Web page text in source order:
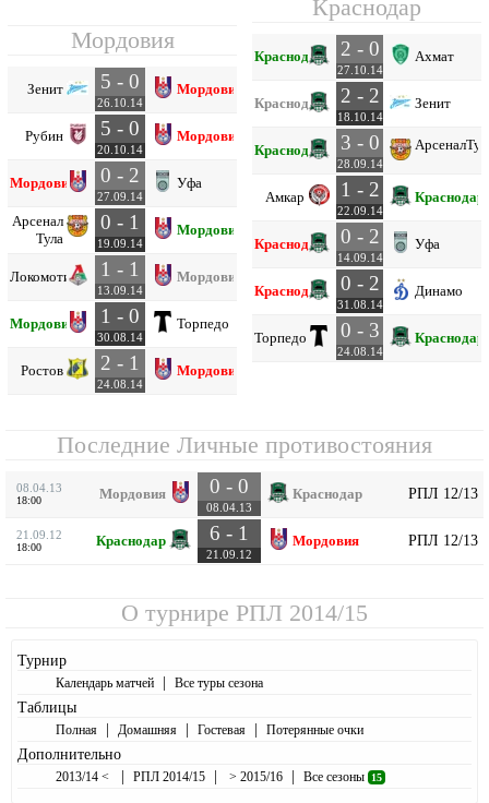
Мордовия
Зенит 5 - 0
26.10.14
Мордовия
Рубин 5 - 0
20.10.14
Мордовия
Мордовия 0 - 2
27.09.14
Уфа
Арсенал
Тула
0 - 1
19.09.14
Мордовия
Локомотив 1 - 1
13.09.14
Мордовия
Мордовия 1 - 0
30.08.14
Торпедо
Ростов 2 - 1
24.08.14
Мордовия
Краснодар
Краснодар 2 - 0
27.10.14
Ахмат
Краснодар 2 - 2
18.10.14
Зенит
Краснодар 3 - 0
28.09.14
Арсенал
Амкар 1 - 2
22.09.14
Краснодар
Краснодар 0 - 2
14.09.14
Уфа
Краснодар 0 - 2
31.08.14
Динамо
Торпедо 0 - 3
24.08.14
Краснодар
Последние Личные противостояния
08.04.13
18:00 Мордовия 0 - 0
08.04.13
Краснодар РПЛ 12/13
21.09.12
18:00 Краснодар 6 - 1
21.09.12
Мордовия РПЛ 12/13
О турнире РПЛ 2014/15
Турнир
Календарь матчей | Все туры сезона
Таблицы
Полная | Домашняя | Гостевая | Потерянные очки
Дополнительно
2013/14 < | РПЛ 2014/15 | > 2015/16 | Все сезоны 15